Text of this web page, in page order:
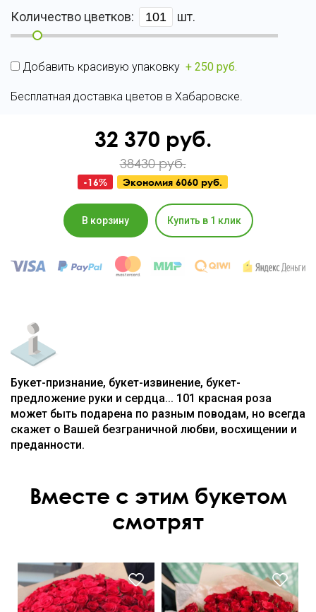
Количество цветков: шт.
Добавить красивую упаковку + 250 руб.
Бесплатная доставка цветов в Хабаровске.
32 370 руб.
38430 руб.
-16% Экономия 6060 руб.
В корзину Купить в 1 клик
Букет-признание, букет-извинение, букет-
предложение руки и сердца... 101 красная роза
может быть подарена по разным поводам, но всегда
скажет о Вашей безграничной любви, восхищении и
преданности.
Вместе с этим букетом
смотрят